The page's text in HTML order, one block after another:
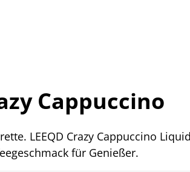
Cappuccino
LEEQD Crazy Cappuccino
für Genießer.